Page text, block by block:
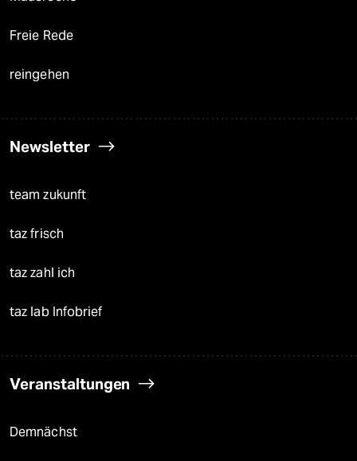
Freie Rede
reingehen
Newsletter
team zukunft
taz frisch
taz zahl ich
taz lab Infobrief
Veranstaltungen
Demnächst